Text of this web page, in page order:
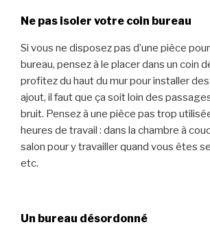
Ne pas isoler votre coin bureau
Si vous ne disposez pas d’une pièce
bureau, pensez à le placer dans un coin
profitez du haut du mur pour installer
ajout, il faut que ça soit loin des
bruit. Pensez à une pièce pas trop
heures de travail : dans la chambre à
salon pour y travailler quand vous êtes
etc.
Un bureau désordonné